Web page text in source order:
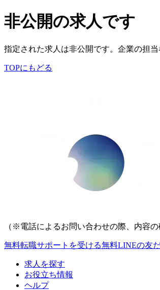
非公開の求人です
指定された求人は非公開です。企業の担当
TOPにもどる
（※電話によるお問い合わせの際、内容
無料転職サポートを受ける無料LINEの友
求人を探す
お役立ち情報
ヘルプ